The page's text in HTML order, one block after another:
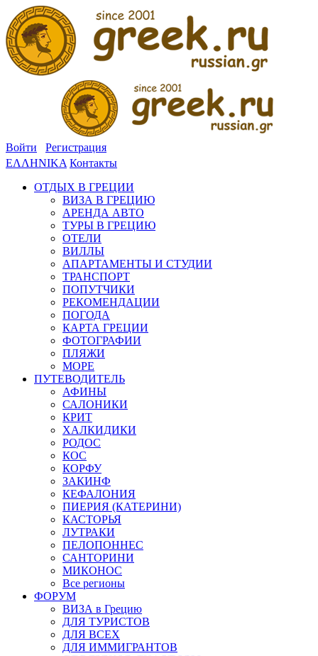
Войти
Регистрация
ΕΛΛΗΝΙΚΑ Контакты
ОТДЫХ В ГРЕЦИИ
ВИЗА В ГРЕЦИЮ
АРЕНДА АВТО
ТУРЫ В ГРЕЦИЮ
ОТЕЛИ
ВИЛЛЫ
АПАРТАМЕНТЫ И СТУДИИ
ТРАНСПОРТ
ПОПУТЧИКИ
РЕКОМЕНДАЦИИ
ПОГОДА
КАРТА ГРЕЦИИ
ФОТОГРАФИИ
ПЛЯЖИ
МОРЕ
ПУТЕВОДИТЕЛЬ
АФИНЫ
САЛОНИКИ
КРИТ
ХАЛКИДИКИ
РОДОС
КОС
КОРФУ
ЗАКИНФ
КЕФАЛОНИЯ
ПИЕРИЯ (КАТЕРИНИ)
КАСТОРЬЯ
ЛУТРАКИ
ПЕЛОПОННЕС
САНТОРИНИ
МИКОНОС
Все регионы
ФОРУМ
ВИЗА в Грецию
ДЛЯ ТУРИСТОВ
ДЛЯ ВСЕХ
ДЛЯ ИММИГРАНТОВ